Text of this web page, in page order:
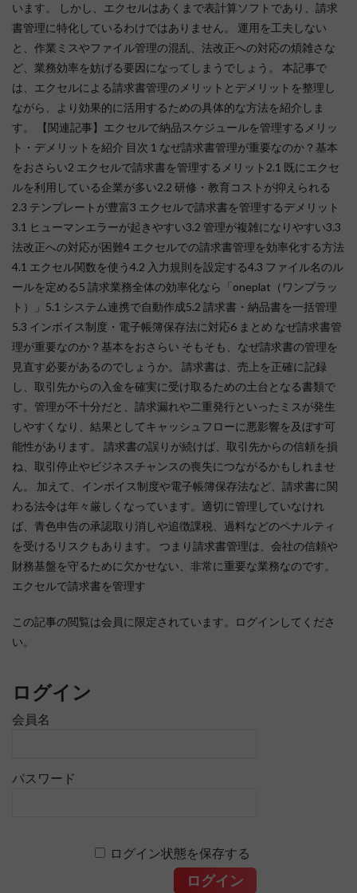
います。 しかし、エクセルはあくまで表計算ソフトであり、請求
書管理に特化しているわけではありません。 運用を工夫しない
と、作業ミスやファイル管理の混乱、法改正への対応の煩雑さな
ど、業務効率を妨げる要因になってしまうでしょう。 本記事で
は、エクセルによる請求書管理のメリットとデメリットを整理し
ながら、より効果的に活用するための具体的な方法を紹介しま
す。 【関連記事】エクセルで納品スケジュールを管理するメリッ
ト・デメリットを紹介 目次 1 なぜ請求書管理が重要なのか？基本
をおさらい2 エクセルで請求書を管理するメリット2.1 既にエクセ
ルを利用している企業が多い2.2 研修・教育コストが抑えられる
2.3 テンプレートが豊富3 エクセルで請求書を管理するデメリット
3.1 ヒューマンエラーが起きやすい3.2 管理が複雑になりやすい3.3
法改正への対応が困難4 エクセルでの請求書管理を効率化する方法
4.1 エクセル関数を使う4.2 入力規則を設定する4.3 ファイル名のル
ールを定める5 請求業務全体の効率化なら「oneplat（ワンプラッ
ト）」5.1 システム連携で自動作成5.2 請求書・納品書を一括管理
5.3 インボイス制度・電子帳簿保存法に対応6 まとめ なぜ請求書管
理が重要なのか？基本をおさらい そもそも、なぜ請求書の管理を
見直す必要があるのでしょうか。 請求書は、売上を正確に記録
し、取引先からの入金を確実に受け取るための土台となる書類で
す。管理が不十分だと、請求漏れや二重発行といったミスが発生
しやすくなり、結果としてキャッシュフローに悪影響を及ぼす可
能性があります。 請求書の誤りが続けば、取引先からの信頼を損
ね、取引停止やビジネスチャンスの喪失につながるかもしれませ
ん。 加えて、インボイス制度や電子帳簿保存法など、請求書に関
わる法令は年々厳しくなっています。適切に管理していなけれ
ば、青色申告の承認取り消しや追徴課税、過料などのペナルティ
を受けるリスクもあります。 つまり請求書管理は、会社の信頼や
財務基盤を守るために欠かせない、非常に重要な業務なのです。
エクセルで請求書を管理す
この記事の閲覧は会員に限定されています。ログインしてくださ
い。
ログイン
会員名
パスワード
ログイン状態を保存する